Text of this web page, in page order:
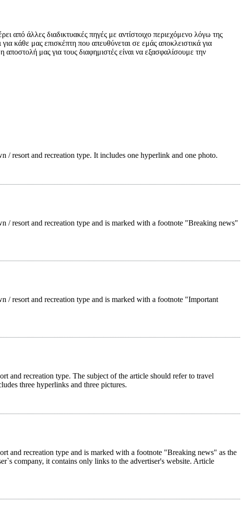
από άλλες διαδικτυακές πηγές με αντίστοιχο περιεχόμενο λόγω της
κάθε μας επισκέπτη που απευθύνεται σε εμάς αποκλειστικά για
μας για τους διαφημιστές είναι να εξασφαλίσουμε την
resort and recreation type. It includes one hyperlink and one photo.
resort and recreation type and is marked with a footnote "Breaking news"
/ resort and recreation type and is marked with a footnote "Important
and recreation type. The subject of the article should refer to travel
three hyperlinks and three pictures.
and recreation type and is marked with a footnote "Breaking news" as the
company, it contains only links to the advertiser's website. Article